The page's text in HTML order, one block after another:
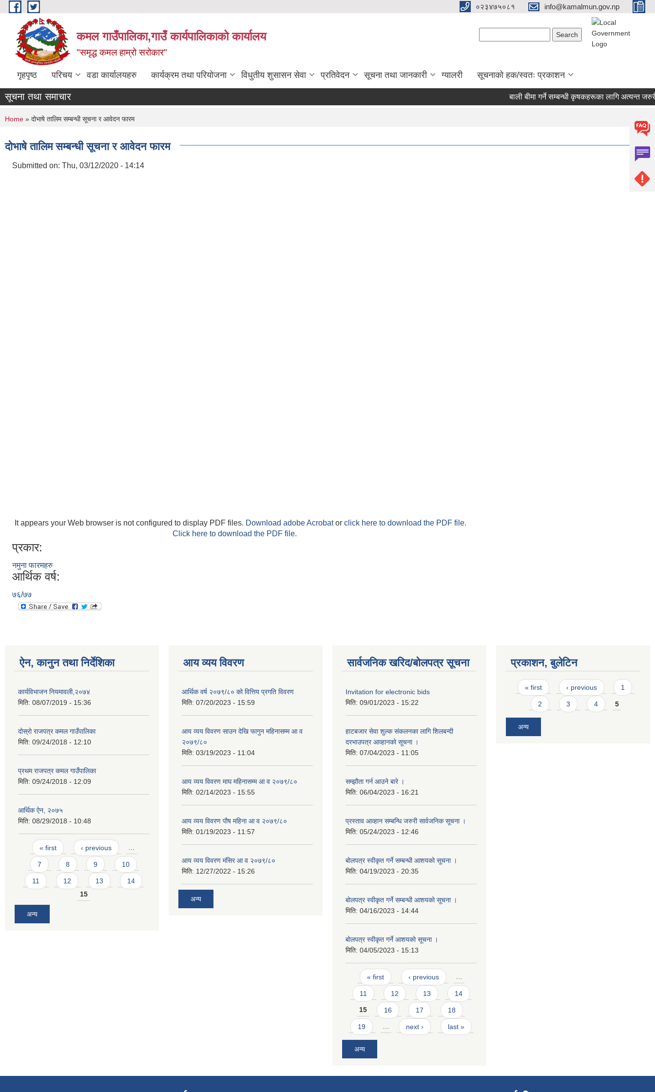
Skip to main content ०२३४७५०८१ info@kamalmun.gov.np
कमल गाउँपालिका,गाउँ कार्यपालिकाको कार्यालय
"समृद्ध कमल हाम्रो सरोकार"
गृहपृष्ठ परिचय वडा कार्यालयहरु कार्यक्रम तथा परियोजना विधुतीय शुसासन सेवा प्रतिवेदन सूचना तथा जानकारी ग्यालरी सूचनाको हक/स्वतः प्रकाशन
सूचना तथा समाचार बाली बीमा गर्ने सम्बन्धी कृषकहरूका लागि अत्यन्त जरुरी
You are here
Home » दोभाषे तालिम सम्बन्धी सूचना र आवेदन फारम
दोभाषे तालिम सम्बन्धी सूचना र आवेदन फारम
Submitted on: Thu, 03/12/2020 - 14:14
It appears your Web browser is not configured to display PDF files. Download adobe Acrobator click here to download the PDF file.
Click here to download the PDF file.
प्रकार:
नमुना फारमहरु
आर्थिक वर्ष:
७६/७७
ऐन, कानुन तथा निर्देशिका
कार्यविभाजन नियमावली,२०७४
मिति: 08/07/2019 - 15:36
दोस्रो राजपत्र कमल गाउँपालिका
मिति: 09/24/2018 - 12:10
प्रथम राजपत्र कमल गाउँपालिका
मिति: 09/24/2018 - 12:09
आर्थिक ऐन, २०७५
मिति: 08/29/2018 - 10:48
Pages
« first ‹ previous …
7 8 9 10
11 12 13
14
15
अन्य
आय व्यय विवरण
आर्थिक वर्ष २०७९/८० को वित्तिय प्रगति विवरण
मिति: 07/20/2023 - 15:59
आय व्यय विवरण साउन देखि फागुन महिनासम्म आ व
२०७९/८०
मिति: 03/19/2023 - 11:04
आय व्यय विवरण माघ महिनासम्म आ व २०७९/८०
मिति: 02/14/2023 - 15:55
आय व्यय विवरण पौष महिना आ व २०७९/८०
मिति: 01/19/2023 - 11:57
आय व्यय विवरण मंसिर आ व २०७९/८०
मिति: 12/27/2022 - 15:26
अन्य
सार्वजनिक खरिद/बोलपत्र सूचना
Invitation for electronic bids
मिति: 09/01/2023 - 15:22
हाटबजार सेवा शुल्क संकलनका लागि शिलबन्दी
दरभाउपत्र आव्हानको सूचना ।
मिति: 07/04/2023 - 11:05
सम्झौता गर्न आउने बारे ।
मिति: 06/04/2023 - 16:21
प्रस्ताव आव्हान सम्बन्धि जरुरी सार्वजनिक सूचना ।
मिति: 05/24/2023 - 12:46
बोलपत्र स्वीकृत गर्ने सम्बन्धी आशयको सूचना ।
मिति: 04/19/2023 - 20:35
बोलपत्र स्वीकृत गर्ने सम्बन्धी आशयको सूचना ।
मिति: 04/16/2023 - 14:44
बोलपत्र स्वीकृत गर्ने आशयको सूचना ।
मिति: 04/05/2023 - 15:13
Pages
« first ‹ previous …
11 12 13 14
15 16 17 18
19 … next › last »
अन्य
प्रकाशन, बुलेटिन
Pages
« first ‹ previous 1
2 3 4 5
अन्य